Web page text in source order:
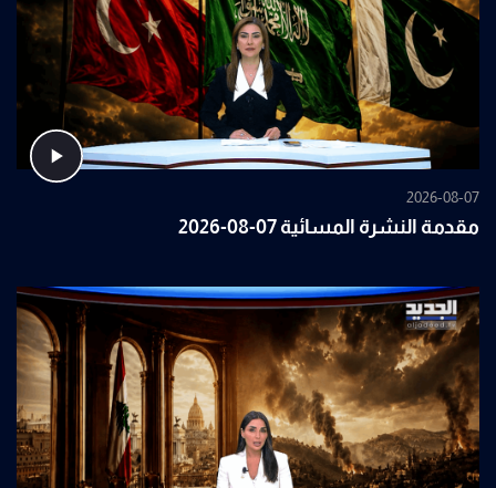
2026-08-07
مقدمة النشرة المسائية 07-08-2026